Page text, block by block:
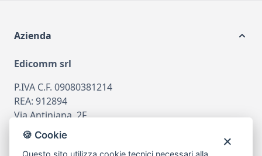
Azienda
Edicomm srl
P.IVA C.F. 09080381214
REA: 912894
Via Antiniana, 2F
80078 Pozzuoli
tel081.7515380
🍪 Cookie
Questo sito utilizza cookie tecnici necessari alla